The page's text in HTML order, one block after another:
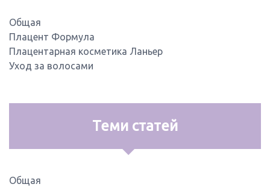
Общая
Плацент Формула
Плацентарная косметика Ланьер
Уход за волосами
Теми статей
Общая